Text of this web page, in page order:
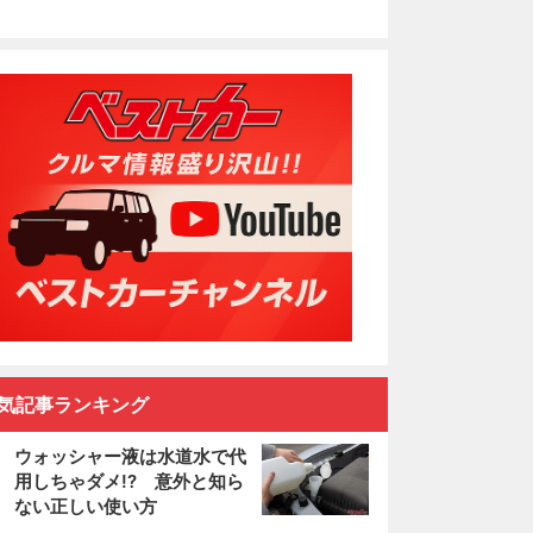
記事ランキング
ウォッシャー液は水道水で代
用しちゃダメ!? 意外と知ら
ない正しい使い方